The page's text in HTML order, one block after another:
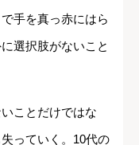
手を真っ赤にはら
選択肢がないこと
ことだけではな
っていく。10代の